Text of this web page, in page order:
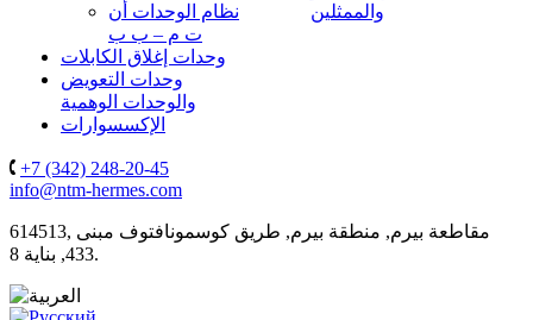
نظام الوحدات أن
ت م – ب ب
وحدات إغلاق الكابلات
وحدات التعويض
والوحدات الوهمية
الإكسسوارات
والممثلين
+7 (342) 248-20-45
info@ntm-hermes.com
614513, مقاطعة بيرم, منطقة بيرم, طريق كوسمونافتوف مبنى
433, بناية 8.